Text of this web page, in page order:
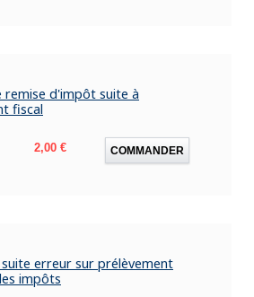
remise d'impôt suite à
fiscal
Prix
2,00 € COMMANDER
erreur sur prélèvement
impôts